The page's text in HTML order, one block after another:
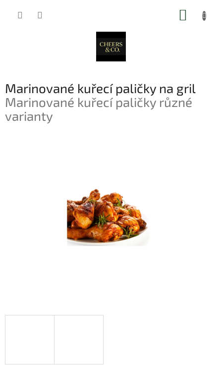
Marinované kuřecí paličky na gril
Marinované kuřecí paličky různé
varianty